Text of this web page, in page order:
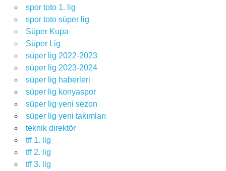
spor toto 1. lig
spor toto süper lig
Süper Kupa
Süper Lig
süper lig 2022-2023
süper lig 2023-2024
süper lig haberleri
süper lig konyaspor
süper lig yeni sezon
süper lig yeni takımları
teknik direktör
tff 1. lig
tff 2. lig
tff 3. lig